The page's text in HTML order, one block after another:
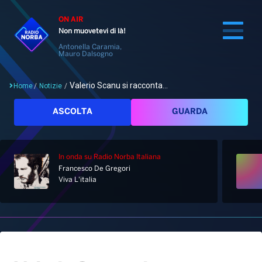
ON AIR
Non muovetevi di là!
Antonella Caramia,
Mauro Dalsogno
Home
Palinsesto
Notizie
Home/ Notizie / Valerio Scanu si racconta...
ASCOLTA GUARDA
In onda su Radio Norba Italiana
Francesco De Gregori
Viva L'italia